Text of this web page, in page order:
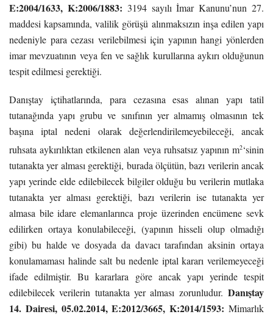
E:2004/1633, K:2006/1883: 3194 sayılı İmar Kanunu’nun 27.
maddesi kapsamında, valilik görüşü alınmaksızın inşa edilen yapı
nedeniyle para cezası verilebilmesi için yapının hangi yönlerden
imar mevzuatının veya fen ve sağlık kurullarına aykırı olduğunun
tespit edilmesi gerektiği.
Danıştay içtihatlarında, para cezasına esas alınan yapı tatil
tutanağında yapı grubu ve sınıfının yer almamış olmasının tek
başına iptal nedeni olarak değerlendirilemeyebileceği, ancak
ruhsata aykırılıktan etkilenen alan veya ruhsatsız yapının m2‘sinin
tutanakta yer alması gerektiği, burada ölçütün, bazı verilerin ancak
yapı yerinde elde edilebilecek bilgiler olduğu bu verilerin mutlaka
tutanakta yer alması gerektiği, bazı verilerin ise tutanakta yer
almasa bile idare elemanlarınca proje üzerinden encümene sevk
edilirken ortaya konulabileceği, (yapının hisseli olup olmadığı
gibi) bu halde ve dosyada da davacı tarafından aksinin ortaya
konulamaması halinde salt bu nedenle iptal kararı verilemeyeceği
ifade edilmiştir. Bu kararlara göre ancak yapı yerinde tespit
edilebilecek verilerin tutanakta yer alması zorunludur. Danıştay
14. Dairesi, 05.02.2014, E:2012/3665, K:2014/1593: Mimarlık